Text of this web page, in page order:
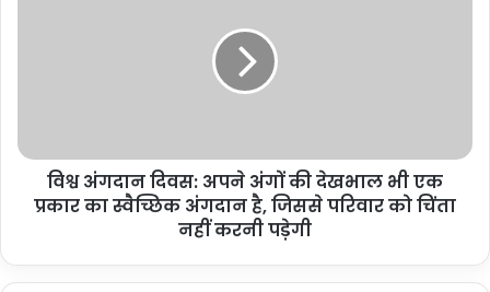
एक
प्रकारविश्व अंगदान दिवस: अपने अंगों की देखभाल भी एक
प्रकार का स्वैच्छिक अंगदान है, जिससे परिवार को चिंता
नहीं करनी पड़ेगी